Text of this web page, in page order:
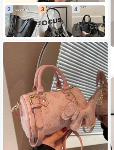
2 3 4